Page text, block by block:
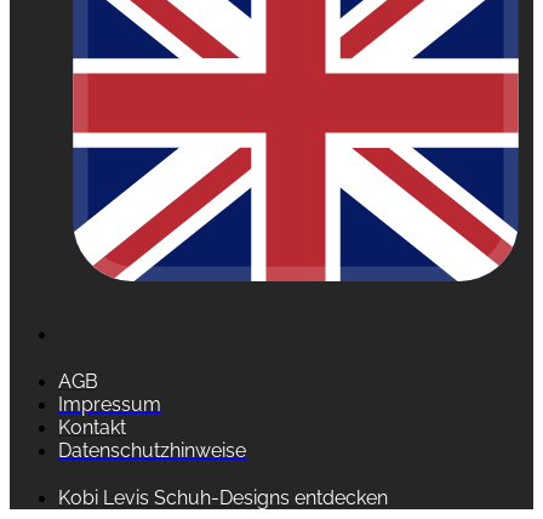
AGB
Impressum
Kontakt
Datenschutzhinweise
Kobi Levis Schuh-Designs entdecken